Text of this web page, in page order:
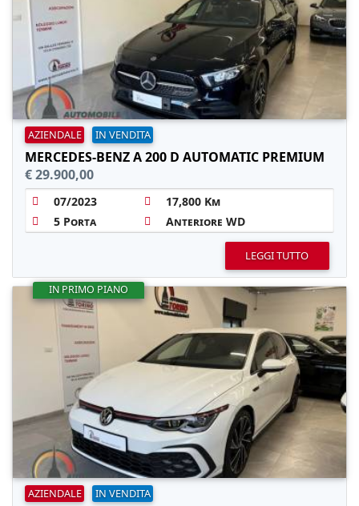
AZIENDALE IN VENDITA
MERCEDES-BENZ A 200 D AUTOMATIC PREMIUM
€ 29.900,00
07/2023
17,800 Km
5 Porta
Anteriore WD
LEGGI TUTTO
IN PRIMO PIANO
AZIENDALE IN VENDITA